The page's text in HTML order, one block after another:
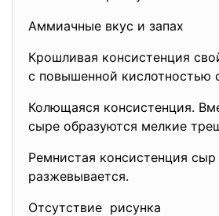
Аммиачные вкус и запах
Крошливая консистенция
с повышенной кислотностью
Колющаяся консистенция.
сыре образуются мелкие
Ремнистая консистенция
разжевывается.
Отсутствие рисунка